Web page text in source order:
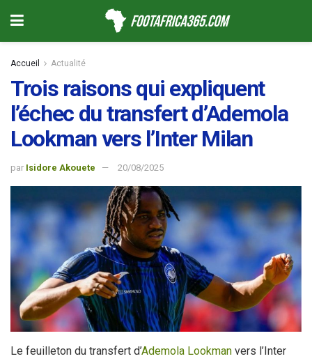
Accueil Actualité
Trois raisons qui expliquent
l’échec du transfert d’Ademola
Lookman vers l’Inter Milan
par Isidore Akouete 20/08/2025
Le feuilleton du transfert d’Ademola Lookman vers l’Inter